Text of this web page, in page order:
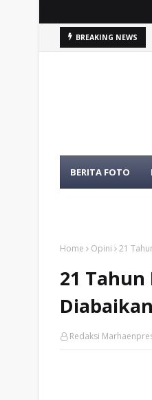
BREAKING NEWS
BERITA FOTO
Home Opini 21
21 Tahun
Diabaikan
Redaksi